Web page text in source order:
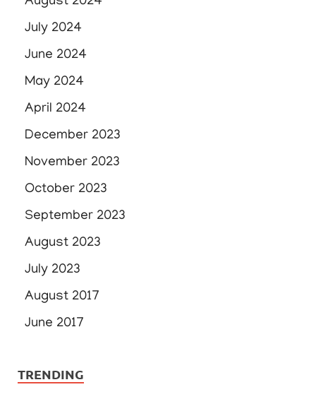
July 2024
June 2024
May 2024
April 2024
December 2023
November 2023
October 2023
September 2023
August 2023
July 2023
August 2017
June 2017
TRENDING